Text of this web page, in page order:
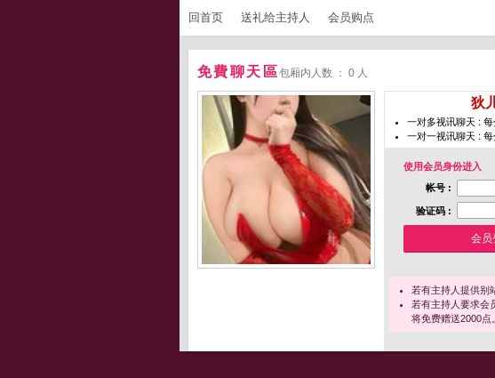
回首页 送礼给主持人 会员购点
免費聊天區包厢内人数 ： 0 人
狄
一对多视讯聊天 : 每
一对一视讯聊天 : 每
使用会员身份进入
帐号 :
验证码 :
若有主持人提供别
若有主持人要求会
将免费赠送2000点。